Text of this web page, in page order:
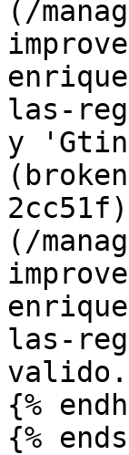
(/
las-
y
(/
las-
{%
{%